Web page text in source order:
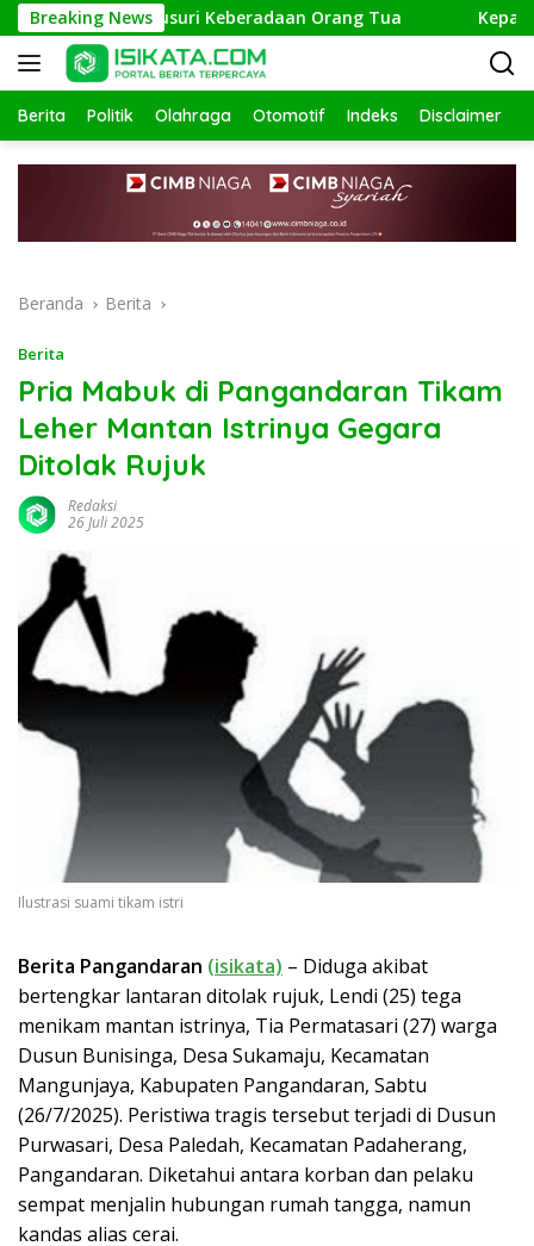
Langsung
ke
konten
Breaking News
Polisi Telusuri Keberadaan Orang Tua Kepala
Berita Politik Olahraga Otomotif Indeks Disclaimer
Beranda Berita
Berita
Pria Mabuk di Pangandaran Tikam
Leher Mantan Istrinya Gegara
Ditolak Rujuk
Redaksi
26 Juli 2025
Ilustrasi suami tikam istri
Berita Pangandaran (isikata) – Diduga akibat
bertengkar lantaran ditolak rujuk, Lendi (25) tega
menikam mantan istrinya, Tia Permatasari (27) warga
Dusun Bunisinga, Desa Sukamaju, Kecamatan
Mangunjaya, Kabupaten Pangandaran, Sabtu
(26/7/2025). Peristiwa tragis tersebut terjadi di Dusun
Purwasari, Desa Paledah, Kecamatan Padaherang,
Pangandaran. Diketahui antara korban dan pelaku
sempat menjalin hubungan rumah tangga, namun
kandas alias cerai.